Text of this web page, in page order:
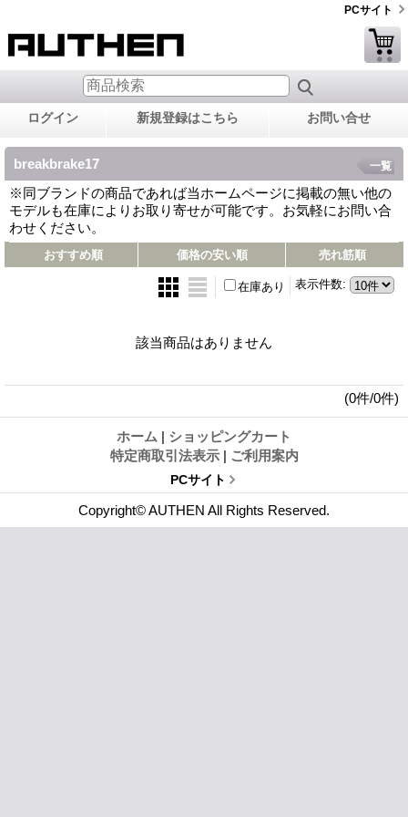
PCサイト
ログイン 新規登録はこちら お問い合せ
breakbrake17
※同ブランドの商品であれば当ホームページに掲載の無い他の
モデルも在庫によりお取り寄せが可能です。お気軽にお問い合
わせください。
一覧
おすすめ順 価格の安い順 売れ筋順
表示件数:
在庫あり
該当商品はありません
(0件/0件)
ホーム | ショッピングカート
特定商取引法表示 | ご利用案内
PCサイト
Copyright© AUTHEN All Rights Reserved.